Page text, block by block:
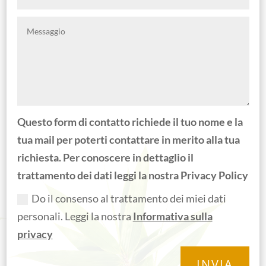
Questo form di contatto richiede il tuo nome e la
tua mail per poterti contattare in merito alla tua
richiesta. Per conoscere in dettaglio il
trattamento dei dati leggi la nostra Privacy Policy
Do il consenso al trattamento dei miei dati
personali. Leggi la nostra Informativa sulla
privacy